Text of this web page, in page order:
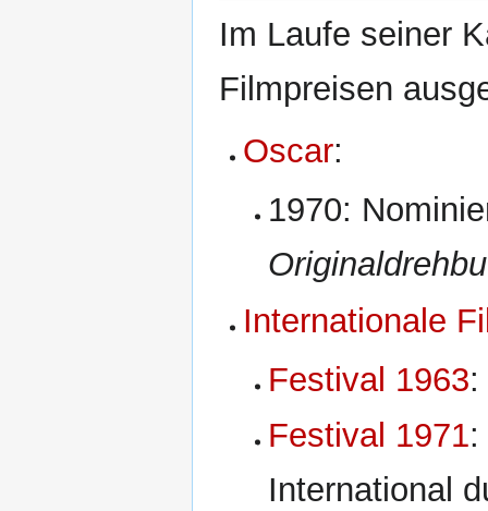
Im Laufe seiner
Filmpreisen
Oscar:
1970:
Internationale
Festival 1963:
Festival 1971:
International